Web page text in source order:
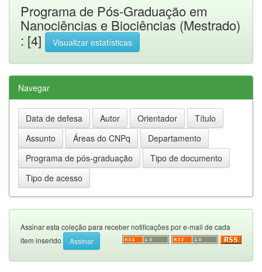
Programa de Pós-Graduação em
Nanociências e Biociências (Mestrado)
: [4]
Visualizar estatísticas
Navegar
Assinar esta coleção para receber notificações por e-mail de cada
item inserido